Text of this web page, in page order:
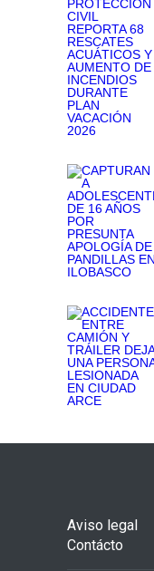
Aviso legal
Contácto